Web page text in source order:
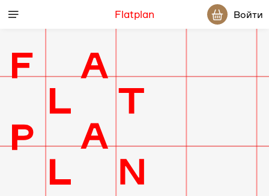
Flatplan Войти